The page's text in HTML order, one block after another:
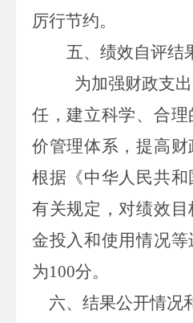
厉行节约。
五、 绩效自评结
为加强财政支
任，建立科学、合
价管理体系，提高财
根据《中华人民共
有关规定，对绩效
金投入和使用情况
为100分。
六、结果公开情况